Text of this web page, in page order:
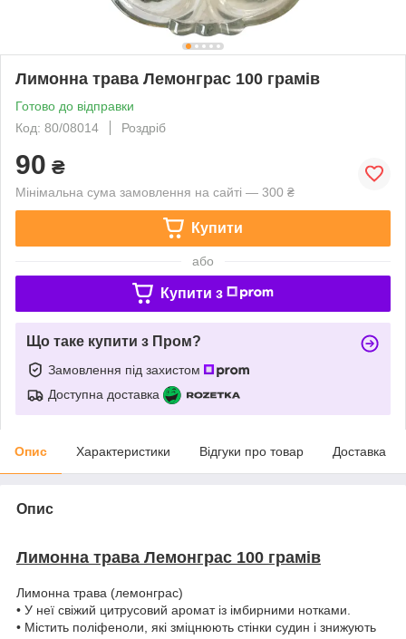
Лимонна трава Лемонграс 100 грамів
Готово до відправки
Код: 80/08014
Роздріб
90 ₴
Мінімальна сума замовлення на сайті — 300 ₴
Купити
або
Купити з
Що таке купити з Пром?
Замовлення під захистом
Доступна доставка
Опис Характеристики Відгуки про товар Доставка
Опис
Лимонна трава Лемонграс 100 грамів
Лимонна трава (лемонграс)
• У неї свіжий цитрусовий аромат із імбирними нотками.
• Містить поліфеноли, які зміцнюють стінки судин і знижують